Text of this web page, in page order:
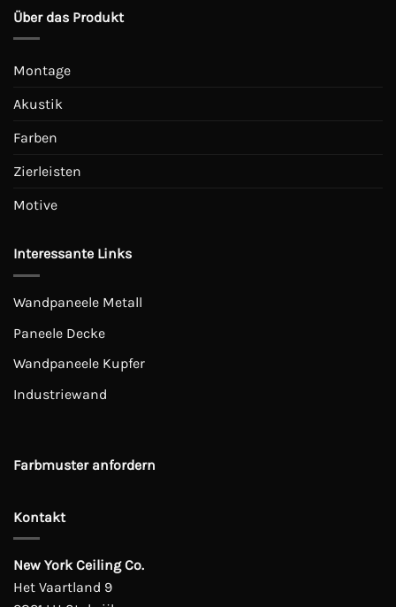
Über das Produkt
Montage
Akustik
Farben
Zierleisten
Motive
Interessante Links
Wandpaneele Metall
Paneele Decke
Wandpaneele Kupfer
Industriewand
Farbmuster anfordern
Kontakt
New York Ceiling Co.
Het Vaartland 9